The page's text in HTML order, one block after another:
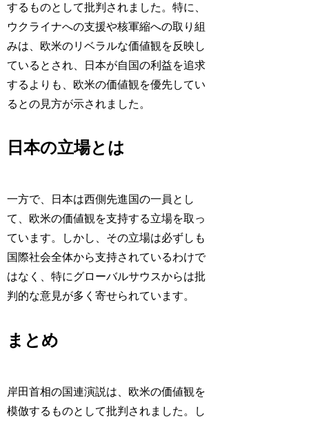
するものとして批判されました。特に、
ウクライナへの支援や核軍縮への取り組
みは、欧米のリベラルな価値観を反映し
ているとされ、日本が自国の利益を追求
するよりも、欧米の価値観を優先してい
るとの見方が示されました。
日本の立場とは
一方で、日本は西側先進国の一員とし
て、欧米の価値観を支持する立場を取っ
ています。しかし、その立場は必ずしも
国際社会全体から支持されているわけで
はなく、特にグローバルサウスからは批
判的な意見が多く寄せられています。
まとめ
岸田首相の国連演説は、欧米の価値観を
模倣するものとして批判されました。し